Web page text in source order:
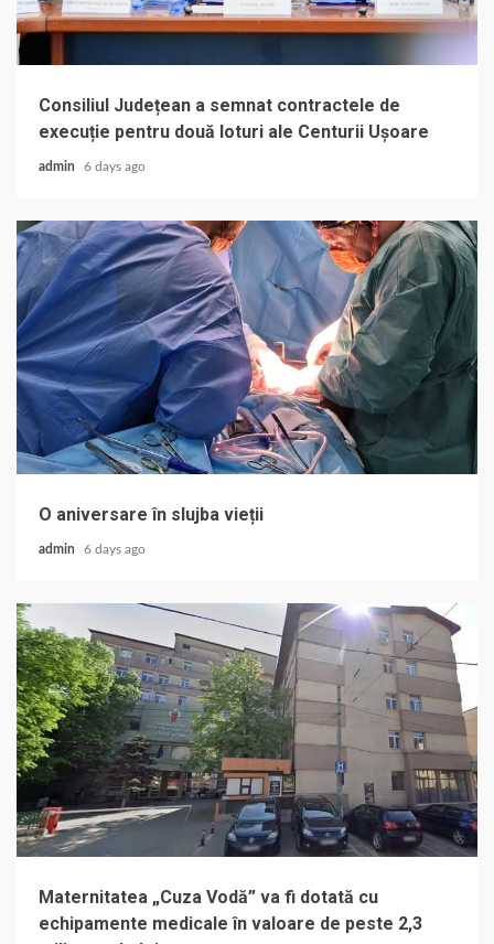
Consiliul Județean a semnat contractele de
execuție pentru două loturi ale Centurii Ușoare
admin 6 days ago
O aniversare în slujba vieții
admin 6 days ago
Maternitatea „Cuza Vodă” va fi dotată cu
echipamente medicale în valoare de peste 2,3